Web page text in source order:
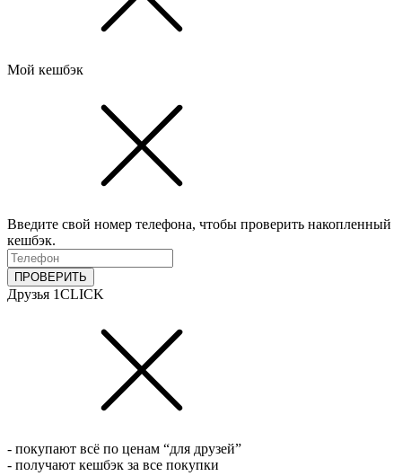
Мой кешбэк
Введите свой номер телефона, чтобы проверить накопленный
кешбэк.
ПРОВЕРИТЬ
Друзья 1CLICK
- покупают всё по ценам “для друзей”
- получают кешбэк за все покупки